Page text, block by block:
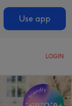
Use app
LOGIN